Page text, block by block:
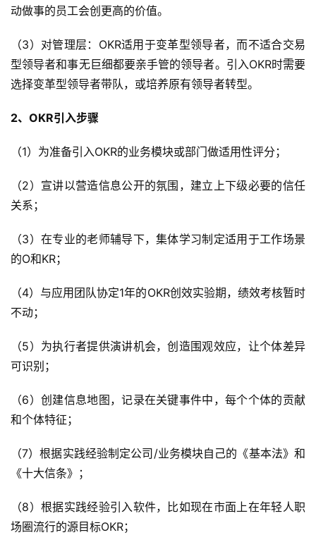
动做事的员工会创更高的价值。
（3）对管理层：OKR适用于变革型领导者，而不适合交易
型领导者和事无巨细都要亲手管的领导者。引入OKR时需要
选择变革型领导者带队，或培养原有领导者转型。
2、OKR引入步骤
（1）为准备引入OKR的业务模块或部门做适用性评分；
（2）宣讲以营造信息公开的氛围，建立上下级必要的信任
关系；
（3）在专业的老师辅导下，集体学习制定适用于工作场景
的O和KR；
（4）与应用团队协定1年的OKR创效实验期，绩效考核暂时
不动；
（5）为执行者提供演讲机会，创造围观效应，让个体差异
可识别；
（6）创建信息地图，记录在关键事件中，每个个体的贡献
和个体特征；
（7）根据实践经验制定公司/业务模块自己的《基本法》和
《十大信条》；
（8）根据实践经验引入软件，比如现在市面上在年轻人职
场圈流行的源目标OKR；